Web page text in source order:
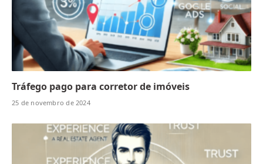
Tráfego pago para corretor de imóveis
25 de novembro de 2024